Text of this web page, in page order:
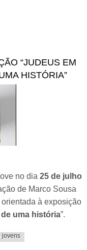
«UMA ÁRVORE»
“JUDEUS EM
HISTÓRIA”
no dia 25 de julho
de Marco Sousa
à exposição
uma história”.
jovens